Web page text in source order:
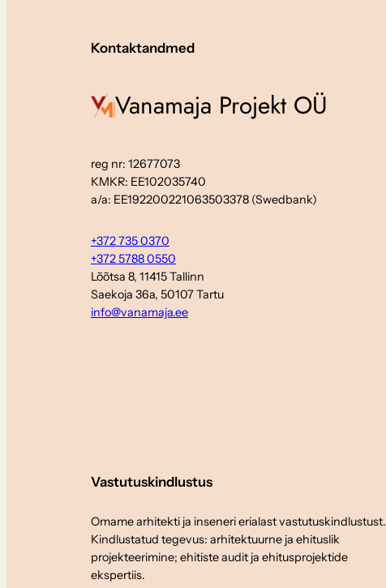
Kontaktandmed
Vanamaja Projekt OÜ
reg nr: 12677073
KMKR: EE102035740
a/a: EE192200221063503378 (Swedbank)
+372 735 0370
+372 5788 0550
Lõõtsa 8, 11415 Tallinn
Saekoja 36a, 50107 Tartu
info@vanamaja.ee
Vastutuskindlustus
Omame arhitekti ja inseneri erialast vastutuskindlustust.
Kindlustatud tegevus: arhitektuurne ja ehituslik
projekteerimine; ehitiste audit ja ehitusprojektide
ekspertiis.